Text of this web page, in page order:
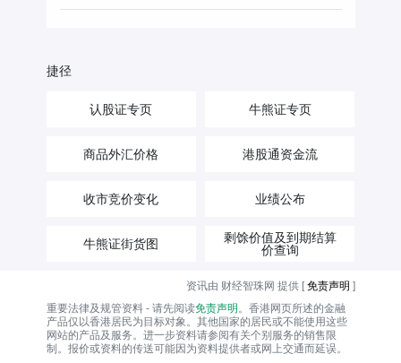
捷径
认股证专页 牛熊证专页
商品外汇价格 港股通资金流
收市竞价变化 业绩公布
牛熊证街货图
剩馀价值及到期结算
价查询
资讯由 财经智珠网 提供 [免责声明 ]
重要法律及规管资料 - 请先阅读免责声明 。香港网页所述的金融
产品仅以香港居民为目标对象。其他国家的居民或不能使用这些
网站的产品及服务。进一步资料请参阅有关个别服务的销售限
制。报价或资料的传送可能因为资料提供者或网上交通而延误。